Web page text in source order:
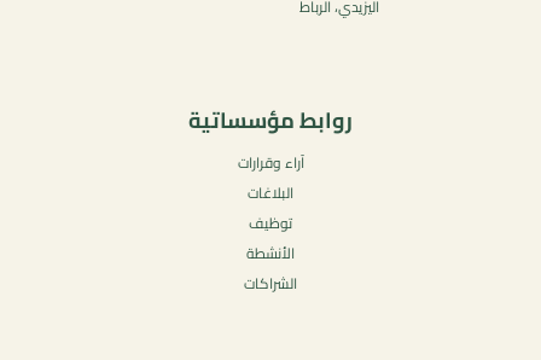
اليزيدي، الرباط
روابط مؤسساتية
آراء وقرارات
البلاغات
توظيف
الأنشطة
الشراكات